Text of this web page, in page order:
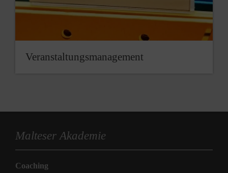
Veranstaltungsmanagement
Malteser Akademie
Coaching